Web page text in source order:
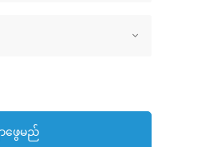
ဖွေမည်